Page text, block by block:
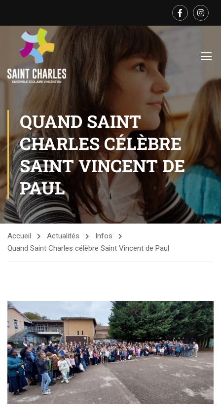
QUAND SAINT
CHARLES CÉLÈBRE
SAINT VINCENT DE
PAUL
Accueil Actualités
Infos
Quand Saint Charles célèbre Saint Vincent de Paul